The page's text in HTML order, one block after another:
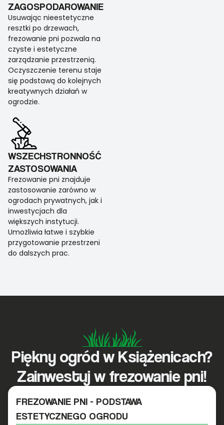
ZAGOSPODAROWANIE
Usuwając nieestetyczne
resztki po drzewach,
frezowanie pni pozwala na
czyste i estetyczne
zarządzanie przestrzenią.
Oczyszczenie terenu staje
się podstawą do kolejnych
kreatywnych działań w
ogrodzie.
WSZECHSTRONNOŚĆ
ZASTOSOWANIA
Frezowanie pni znajduje
zastosowanie zarówno w
ogrodach prywatnych, jak i
inwestycjach dla
większych instytucji.
Umożliwia łatwe i szybkie
przygotowanie przestrzeni
do dalszych prac.
Piękny ogród w Książenicach?
Zainwestuj w frezowanie pni!
FREZOWANIE PNI - PODSTAWA
ESTETYCZNEGO OGRODU